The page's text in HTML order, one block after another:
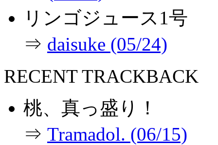
リンゴジュース1号
⇒ daisuke (05/24)
RECENT TRACKBACK
桃、真っ盛り！
⇒ Tramadol. (06/15)